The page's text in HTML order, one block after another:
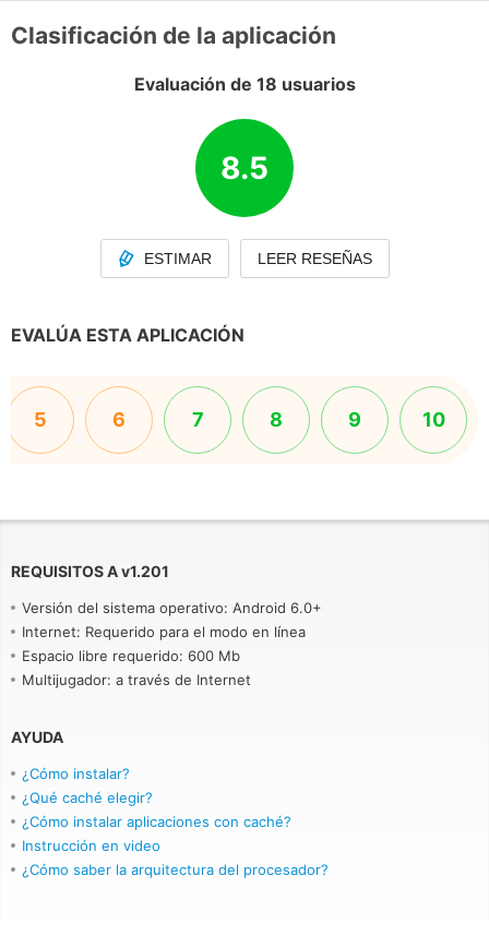
Clasificación de la aplicación
Evaluación de 18 usuarios
8.5
ESTIMAR LEER RESEÑAS
EVALÚA ESTA APLICACIÓN
5 6 7 8 9 10
REQUISITOS Av1.201
Versión del sistema operativo: Android 6.0+
Internet: Requerido para el modo en línea
Espacio libre requerido: 600 Mb
Multijugador: a través de Internet
AYUDA
¿Cómo instalar?
¿Qué caché elegir?
¿Cómo instalar aplicaciones con caché?
Instrucción en video
¿Cómo saber la arquitectura del procesador?